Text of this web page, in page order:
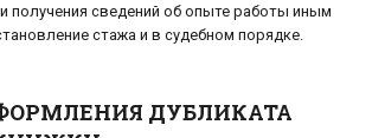
получения сведений об опыте работы иным
стажа и в судебном порядке.
ДУБЛИКАТА